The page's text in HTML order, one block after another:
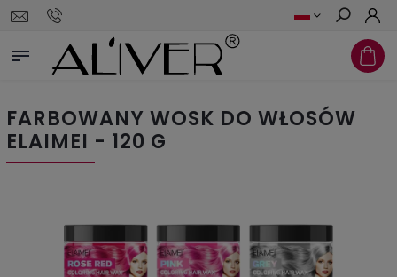
Szukaj
FARBOWANY WOSK DO WŁOSÓW
ELAIMEI - 120 G